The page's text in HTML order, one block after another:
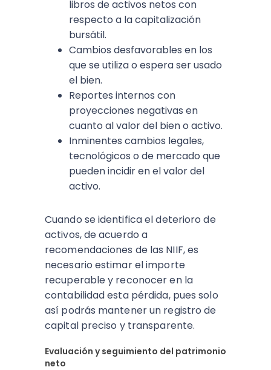
libros de activos netos con
respecto a la capitalización
bursátil.
Cambios desfavorables en los
que se utiliza o espera ser usado
el bien.
Reportes internos con
proyecciones negativas en
cuanto al valor del bien o activo.
Inminentes cambios legales,
tecnológicos o de mercado que
pueden incidir en el valor del
activo.
Cuando se identifica el deterioro de
activos, de acuerdo a
recomendaciones de las NIIF, es
necesario estimar el importe
recuperable y reconocer en la
contabilidad esta pérdida, pues solo
así podrás mantener un registro de
capital preciso y transparente.
Evaluación y seguimiento del patrimonio
neto